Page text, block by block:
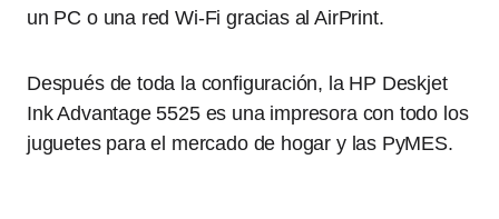
un PC o una red Wi-Fi gracias al AirPrint.
Después de toda la configuración, la HP Deskjet
Ink Advantage 5525 es una impresora con todo los
juguetes para el mercado de hogar y las PyMES.